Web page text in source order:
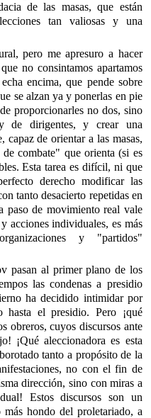
de las masas, que están
tan valiosas y una
pero me apresuro a hacer
no consintamos apartamos
encima, que pende sobre
se alzan ya y ponerlas en pie
proporcionarles no dos, sino
de dirigentes, y crear una
capaz de orientar a las masas,
combate" que orienta (si es
Esta tarea es difícil, ni que
derecho modificar las
tanto desacierto repetidas en
paso de movimiento real vale
acciones individuales, es más
y "partidos"
pasan al primer plano de los
las condenas a presidio
ha decidido intimidar por
el presidio. Pero ¡qué
obreros, cuyos discursos ante
¡Qué aleccionadora es esta
tanto a propósito de la
no con el fin de
dirección, sino con miras a
Estos discursos son un
hondo del proletariado, a